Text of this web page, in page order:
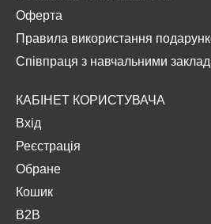
Оферта
Правила використання
Співпраця з навчальними
КАБІНЕТ КОРИСТУВАЧА
Вхід
Реєстрація
Обране
Кошик
B2B